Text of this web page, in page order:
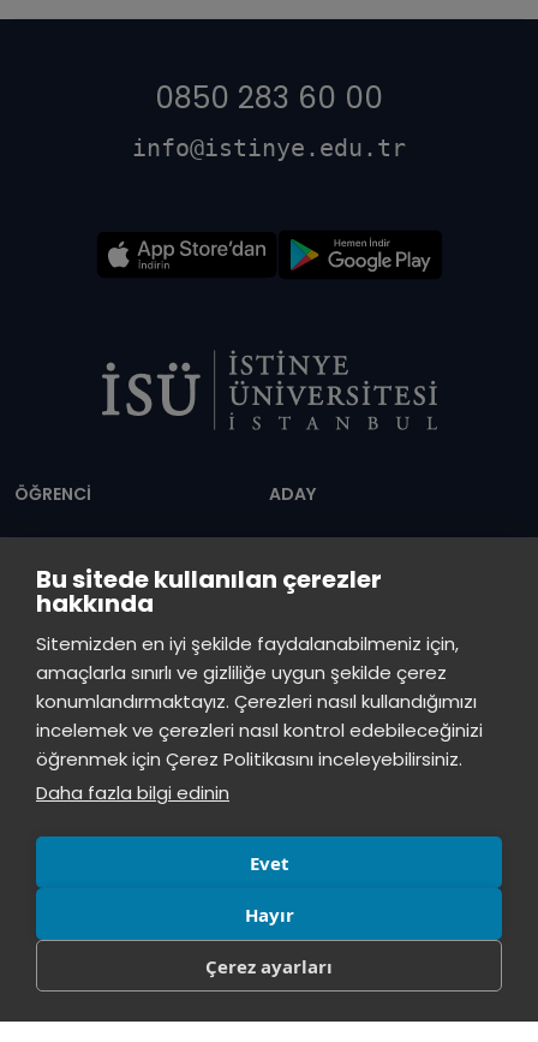
Bu sitede kullanılan çerezler
hakkında
Sitemizden en iyi şekilde faydalanabilmeniz için,
amaçlarla sınırlı ve gizliliğe uygun şekilde çerez
konumlandırmaktayız. Çerezleri nasıl kullandığımızı
incelemek ve çerezleri nasıl kontrol edebileceğinizi
öğrenmek için Çerez Politikasını inceleyebilirsiniz.
Daha fazla bilgi edinin
Evet
Hayır
Çerez ayarları
0850 283 60 00
info@istinye.edu.tr
ÖĞRENCİ
Akademik
Takvim
Duyurular
Öğrenci Bilgi Sistemi
ADAY
Ön Lisans
Programları
Lisansüstü
Sürekli Eğitim Merkezi
İSTİNYE
çevrimiçi
İstinye Üniversitesi
Merhaba! Size nasıl yardımcı
olabilirim?